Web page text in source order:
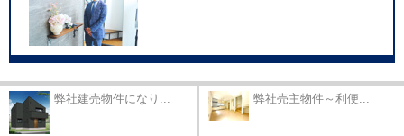
弊社建売物件になり... 弊社売主物件～利便...